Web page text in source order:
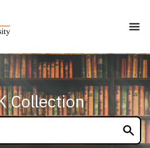
Collection